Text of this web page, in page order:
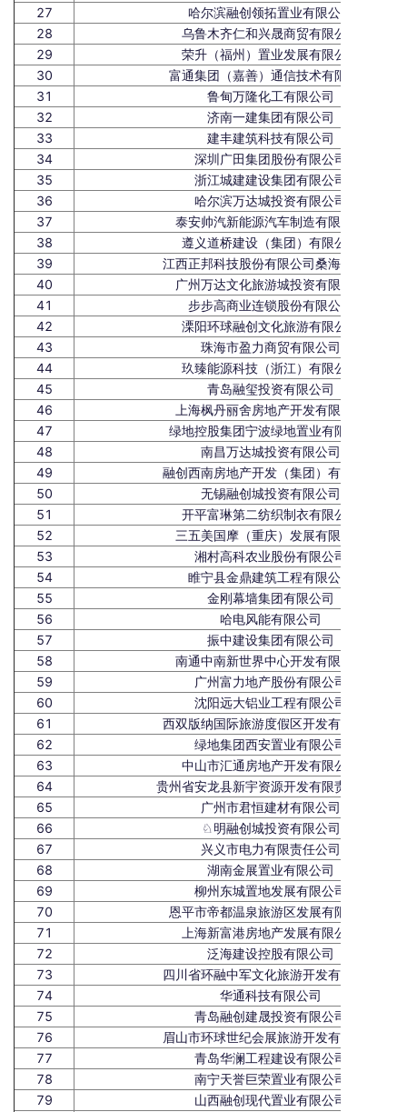
27
哈尔滨融创领拓置业有限公司
28
乌鲁木齐仁和兴晟商贸有限公司
29
荣升（福州）置业发展有限公司
30
富通集团（嘉善）通信技术有限公司
31
鲁甸万隆化工有限公司
32
济南一建集团有限公司
33
建丰建筑科技有限公司
34
深圳广田集团股份有限公司
35
浙江城建建设集团有限公司
36
哈尔滨万达城投资有限公司
37
泰安帅汽新能源汽车制造有限公司
38
遵义道桥建设（集团）有限公司
39
江西正邦科技股份有限公司桑海分公司
40
广州万达文化旅游城投资有限公司
41
步步高商业连锁股份有限公司
42
溧阳环球融创文化旅游有限公司
43
珠海市盈力商贸有限公司
44
玖臻能源科技（浙江）有限公司
45
青岛融玺投资有限公司
46
上海枫丹丽舍房地产开发有限公司
47
绿地控股集团宁波绿地置业有限公司
48
南昌万达城投资有限公司
49
融创西南房地产开发（集团）有限公司
50
无锡融创城投资有限公司
51
开平富琳第二纺织制衣有限公司
52
三五美国摩（重庆）发展有限公司
53
湘村高科农业股份有限公司
54
睢宁县金鼎建筑工程有限公司
55
金刚幕墙集团有限公司
56
哈电风能有限公司
57
振中建设集团有限公司
58
南通中南新世界中心开发有限公司
59
广州富力地产股份有限公司
60
沈阳远大铝业工程有限公司
61
西双版纳国际旅游度假区开发有限公司
62
绿地集团西安置业有限公司
63
中山市汇通房地产开发有限公司
64
贵州省安龙县新宇资源开发有限责任公司
65
广州市君恒建材有限公司
66
♘明融创城投资有限公司
67
兴义市电力有限责任公司
68
湖南金展置业有限公司
69
柳州东城置地发展有限公司
70
恩平市帝都温泉旅游区发展有限公司
71
上海新富港房地产发展有限公司
72
泛海建设控股有限公司
73
四川省环融中军文化旅游开发有限公司
74
华通科技有限公司
75
青岛融创建晟投资有限公司
76
眉山市环球世纪会展旅游开发有限公司
77
青岛华澜工程建设有限公司
78
南宁天誉巨荣置业有限公司
79
山西融创现代置业有限公司